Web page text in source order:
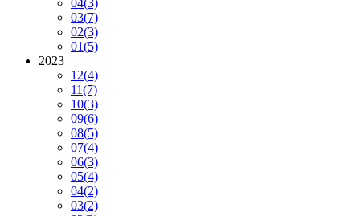
04(3)
03(7)
02(3)
01(5)
2023
12(4)
11(7)
10(3)
09(6)
08(5)
07(4)
06(3)
05(4)
04(2)
03(2)